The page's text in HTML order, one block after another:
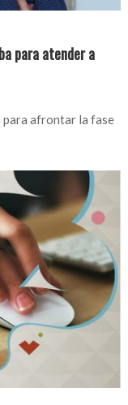
para atender a
para afrontar la fase